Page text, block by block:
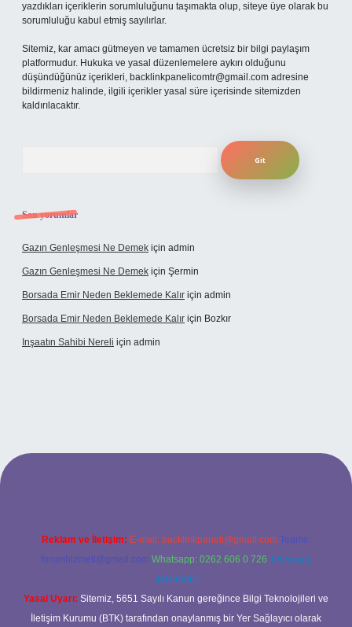
yazdıkları içeriklerin sorumluluğunu taşımakta olup, siteye üye olarak bu
sorumluluğu kabul etmiş sayılırlar.
Sitemiz, kar amacı gütmeyen ve tamamen ücretsiz bir bilgi paylaşım
platformudur. Hukuka ve yasal düzenlemelere aykırı olduğunu
düşündüğünüz içerikleri, backlinkpanelicomtr@gmail.com adresine
bildirmeniz halinde, ilgili içerikler yasal süre içerisinde sitemizden
kaldırılacaktır.
Son yorumlar
Gazın Genleşmesi Ne Demek için admin
Gazın Genleşmesi Ne Demek için Şermin
Borsada Emir Neden Beklemede Kalır için admin
Borsada Emir Neden Beklemede Kalır için Bozkır
Inşaatın Sahibi Nereli için admin
Reklam ve İletişim: E-mail: backlinkpaneli@gmail.com Teams:
forumhizmeti@gmail.com Whatsapp: 0262 606 0 726 Telegram:
@karabul
Yasal Uyarı: Sitemiz, 5651 Sayılı Kanun gereğince Bilgi Teknolojileri ve
İletişim Kurumu (BTK) tarafından onaylanmış bir Yer Sağlayıcı olarak